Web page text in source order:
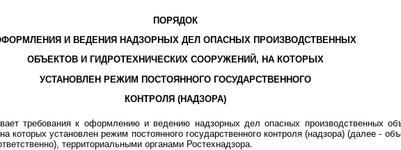
ПОРЯДОК
И ВЕДЕНИЯ НАДЗОРНЫХ ДЕЛ ОПАСНЫХ ПРОИЗВОДСТВЕННЫХ
ОБЪЕКТОВ И ГИДРОТЕХНИЧЕСКИХ СООРУЖЕНИЙ, НА КОТОРЫХ
УСТАНОВЛЕН РЕЖИМ ПОСТОЯННОГО ГОСУДАРСТВЕННОГО
КОНТРОЛЯ (НАДЗОРА)
требования к оформлению и ведению надзорных дел опасных производственных
которых установлен режим постоянного государственного контроля (надзора) (далее -
территориальными органами Ростехнадзора.